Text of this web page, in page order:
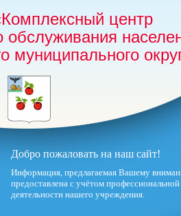
центр
обслуживания
муниципального
Добро пожаловать на наш сайт!
Информация, предлагаемая Вашему
предоставлена с учётом
деятельности нашего учреждения.